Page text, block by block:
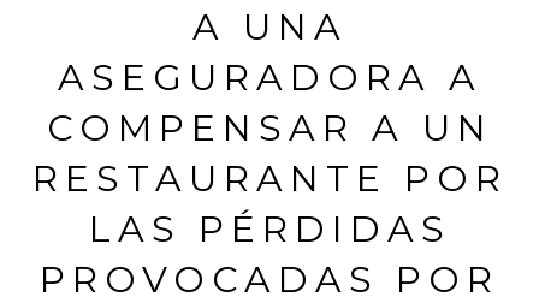
A UNA
ASEGURADORA A
COMPENSAR A UN
RESTAURANTE POR
LAS PÉRDIDAS
PROVOCADAS POR